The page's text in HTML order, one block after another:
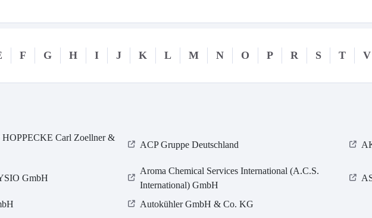
F G H I J K L M N O P R S T V
HOPPECKE Carl Zoellner &
ACP Gruppe Deutschland
GmbH
Aroma Chemical Services International (A.C.S.
International) GmbH
Autokühler GmbH & Co. KG